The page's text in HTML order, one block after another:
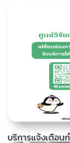
เงื่อนไขการยืมต่อด้วย
ที่ยืมต่อ ต้องไม่มีคนจอ
ค่าปรับเกินกำหนดส่ง
จากยืมต่อครบ 3 ครั้ง
ออนไลน์ได้ กรณีสิ้นสุด
สูงสุดถึงวันหมดอายุ)
22 สิงหาคม
บริการแจ้งเตือน